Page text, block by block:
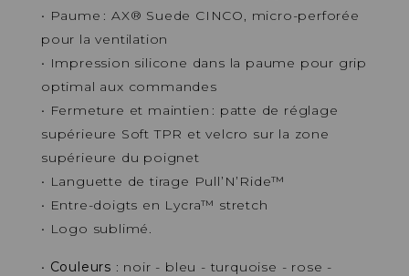
• Paume : AX® Suede CINCO, micro-perforée
pour la ventilation
• Impression silicone dans la paume pour grip
optimal aux commandes
• Fermeture et maintien : patte de réglage
supérieure Soft TPR et velcro sur la zone
supérieure du poignet
• Languette de tirage Pull’N’Ride™
• Entre-doigts en Lycra™ stretch
• Logo sublimé.
• Couleurs : noir - bleu - turquoise - rose -